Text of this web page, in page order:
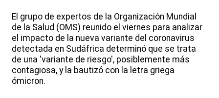
El grupo de expertos de la Organización Mundial
de la Salud (OMS) reunido el viernes para analizar
el impacto de la nueva variante del coronavirus
detectada en Sudáfrica determinó que se trata
de una 'variante de riesgo', posiblemente más
contagiosa, y la bautizó con la letra griega
ómicron.